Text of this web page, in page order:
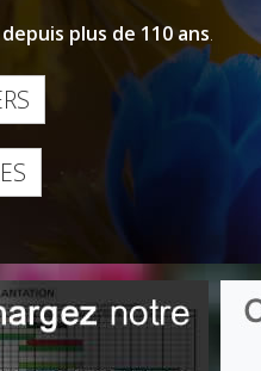
des plantes
lavande, le